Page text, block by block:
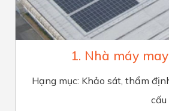
1. Nhà máy
Hạng mục: Khảo sát, thẩm